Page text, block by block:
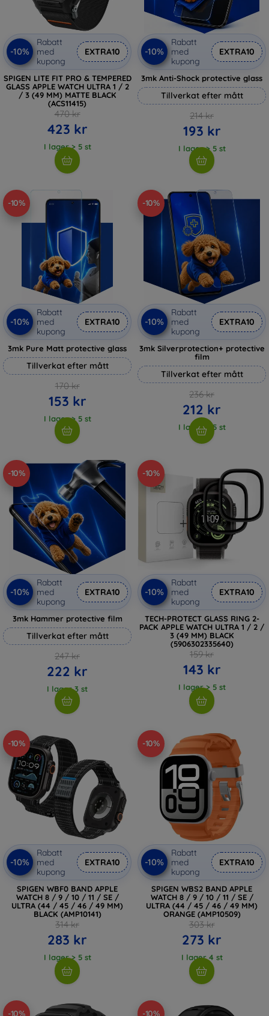
-10%
Rabatt
med
kupong
EXTRA10
SPIGEN LITE FIT PRO & TEMPERED
GLASS APPLE WATCH ULTRA 1 / 2
/ 3 (49 MM) MATTE BLACK
(ACS11415)
470 kr
423 kr
I lager > 5 st
-10%
Rabatt
med
kupong
EXTRA10
3mk Anti-Shock protective glass
Tillverkat efter mått
214 kr
193 kr
I lager > 5 st
-10%
-10%
Rabatt
med
kupong
EXTRA10
3mk Pure Matt protective glass
Tillverkat efter mått
170 kr
153 kr
I lager > 5 st
-10%
-10%
Rabatt
med
kupong
EXTRA10
3mk Silverprotection+ protective
film
Tillverkat efter mått
236 kr
212 kr
I lager > 5 st
-10%
-10%
Rabatt
med
kupong
EXTRA10
3mk Hammer protective film
Tillverkat efter mått
247 kr
222 kr
I lager 3 st
-10%
-10%
Rabatt
med
kupong
EXTRA10
TECH-PROTECT GLASS RING 2-
PACK APPLE WATCH ULTRA 1 / 2 /
3 (49 MM) BLACK
(5906302335640)
159 kr
143 kr
I lager > 5 st
-10%
-10%
Rabatt
med
kupong
EXTRA10
SPIGEN WBF0 BAND APPLE
WATCH 8 / 9 / 10 / 11 / SE /
ULTRA (44 / 45 / 46 / 49 MM)
BLACK (AMP10141)
314 kr
283 kr
I lager > 5 st
-10%
-10%
Rabatt
med
kupong
EXTRA10
SPIGEN WBS2 BAND APPLE
WATCH 8 / 9 / 10 / 11 / SE /
ULTRA (44 / 45 / 46 / 49 MM)
ORANGE (AMP10509)
303 kr
273 kr
I lager 4 st
-10% -10%